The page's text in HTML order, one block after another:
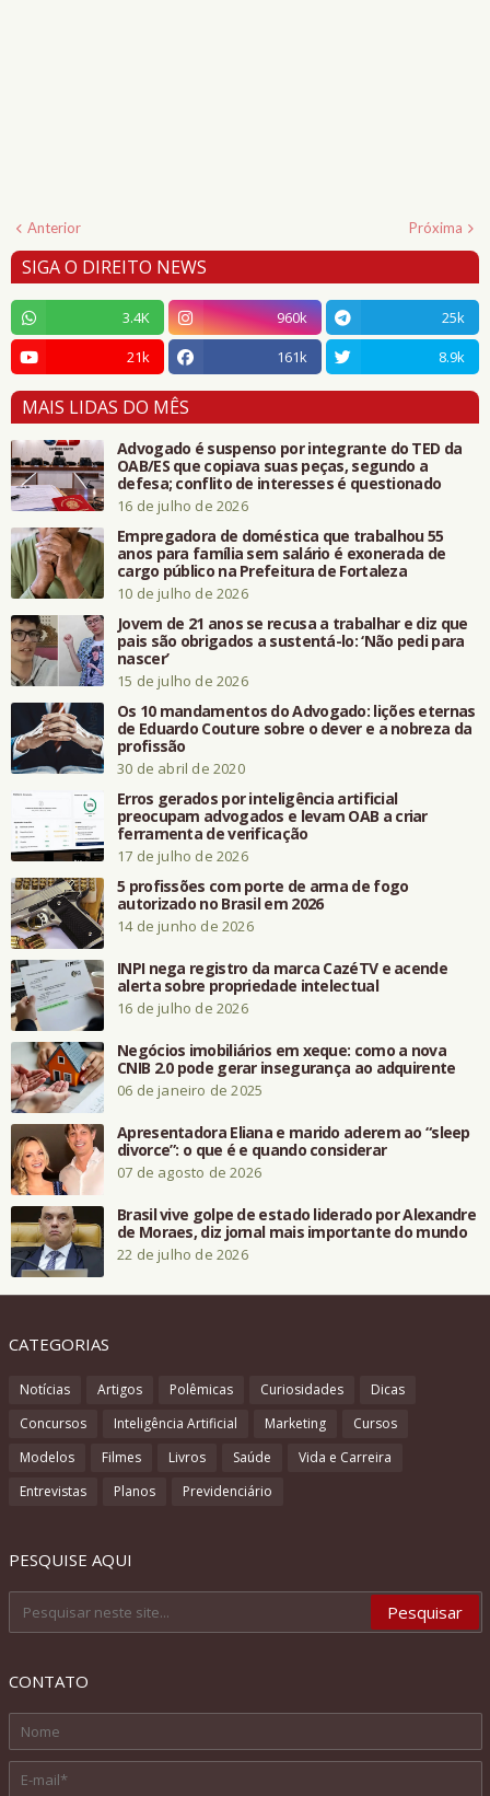
Anterior Próxima
SIGA O DIREITO NEWS
3.4K 960k
25k
21k
161k 8.9k
MAIS LIDAS DO MÊS
Advogado é suspenso por integrante do TED da
OAB/ES que copiava suas peças, segundo a
defesa; conflito de interesses é questionado
16 de julho de 2026
Empregadora de doméstica que trabalhou 55
anos para família sem salário é exonerada de
cargo público na Prefeitura de Fortaleza
10 de julho de 2026
Jovem de 21 anos se recusa a trabalhar e diz que
pais são obrigados a sustentá-lo: ‘Não pedi para
nascer’
15 de julho de 2026
Os 10 mandamentos do Advogado: lições eternas
de Eduardo Couture sobre o dever e a nobreza da
profissão
30 de abril de 2020
Erros gerados por inteligência artificial
preocupam advogados e levam OAB a criar
ferramenta de verificação
17 de julho de 2026
5 profissões com porte de arma de fogo
autorizado no Brasil em 2026
14 de junho de 2026
INPI nega registro da marca CazéTV e acende
alerta sobre propriedade intelectual
16 de julho de 2026
Negócios imobiliários em xeque: como a nova
CNIB 2.0 pode gerar insegurança ao adquirente
06 de janeiro de 2025
Apresentadora Eliana e marido aderem ao “sleep
divorce”: o que é e quando considerar
07 de agosto de 2026
Brasil vive golpe de estado liderado por Alexandre
de Moraes, diz jornal mais importante do mundo
22 de julho de 2026
CATEGORIAS
Notícias Artigos Polêmicas Curiosidades
Dicas
Concursos
Inteligência Artificial Marketing
Cursos
Modelos
Filmes Livros Saúde
Vida e Carreira
Entrevistas
Planos Previdenciário
PESQUISE AQUI
CONTATO